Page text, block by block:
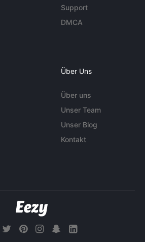
Support
DMCA
Über Uns
Über uns
Unser Team
Unser Blog
Kontakt